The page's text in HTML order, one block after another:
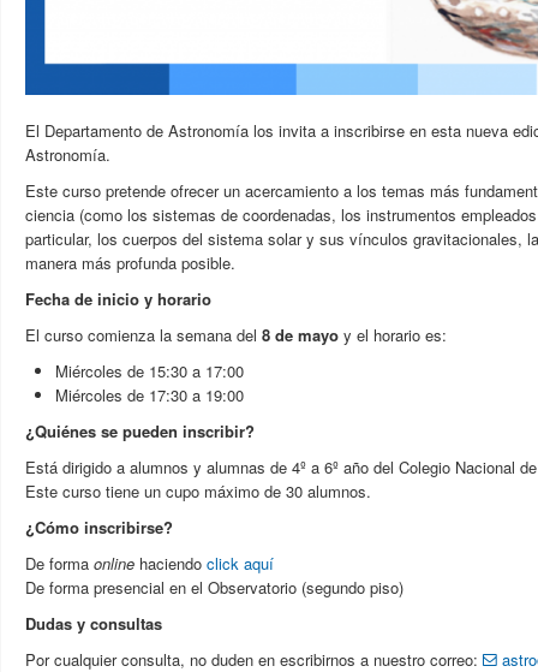
El Departamento de Astronomía los invita a inscribirse en esta nueva
Astronomía.
Este curso pretende ofrecer un acercamiento a los temas más
ciencia (como los sistemas de coordenadas, los instrumentos
particular, los cuerpos del sistema solar y sus vínculos gravitacionales,
manera más profunda posible.
Fecha de inicio y horario
El curso comienza la semana del 8 de mayo y el horario es:
Miércoles de 15:30 a 17:00
Miércoles de 17:30 a 19:00
¿Quiénes se pueden inscribir?
Está dirigido a alumnos y alumnas de 4º a 6º año del Colegio Nacional
Este curso tiene un cupo máximo de 30 alumnos.
¿Cómo inscribirse?
De forma online haciendo click aquí
De forma presencial en el Observatorio (segundo piso)
Dudas y consultas
Por cualquier consulta, no duden en escribirnos a nuestro correo: